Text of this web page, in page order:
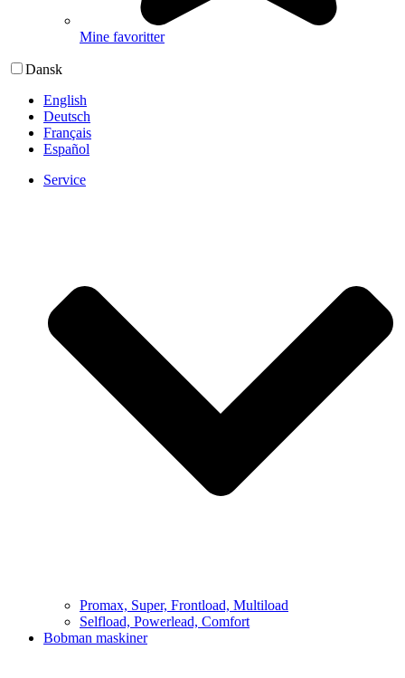
Mine favoritter
Dansk
English
Deutsch
Français
Español
Service
Promax, Super, Frontload, Multiload
Selfload, Powerlead, Comfort
Bobman maskiner